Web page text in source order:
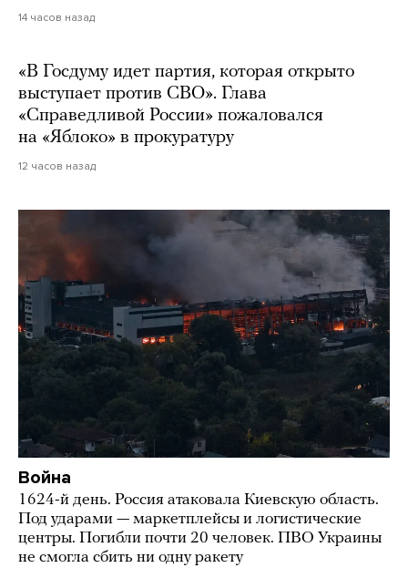
14 часов назад
«В Госдуму идет партия, которая открыто
выступает против СВО». Глава
«Справедливой России» пожаловался
на «Яблоко» в прокуратуру
12 часов назад
Война
1624-й день. Россия атаковала Киевскую область.
Под ударами — маркетплейсы и логистические
центры. Погибли почти 20 человек. ПВО Украины
не смогла сбить ни одну ракету